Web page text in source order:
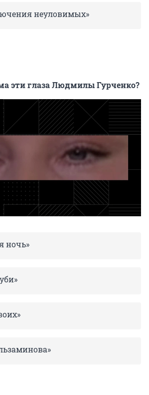
неуловимых»
эти глаза Людмилы Гурченко?
ночь»